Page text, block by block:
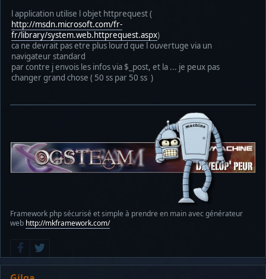
l application utilise l objet httprequest (
http://msdn.microsoft.com/fr-
fr/library/system.web.httprequest.aspx)
ca ne devrait pas etre plus lourd que l ouvertuge via un
navigateur standard
par contre j envois les infos via $_post, et la ... je peux pas
changer grand chose ( 50 ss par 50 ss )
Framework php sécurisé et simple à prendre en main avec générateur
web http://mkframework.com/